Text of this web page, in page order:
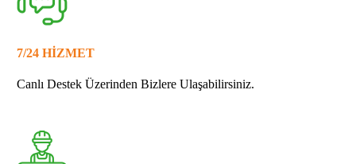
7/24 HİZMET
Canlı Destek Üzerinden Bizlere Ulaşabilirsiniz.